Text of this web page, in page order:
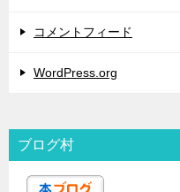
コメントフィード
WordPress.org
ブログ村